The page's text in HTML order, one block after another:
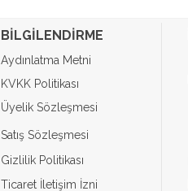
BİLGİLENDİRME
Aydınlatma Metni
KVKK Politikası
Üyelik Sözleşmesi
Satış Sözleşmesi
Gizlilik Politikası
Ticaret İletişim İzni